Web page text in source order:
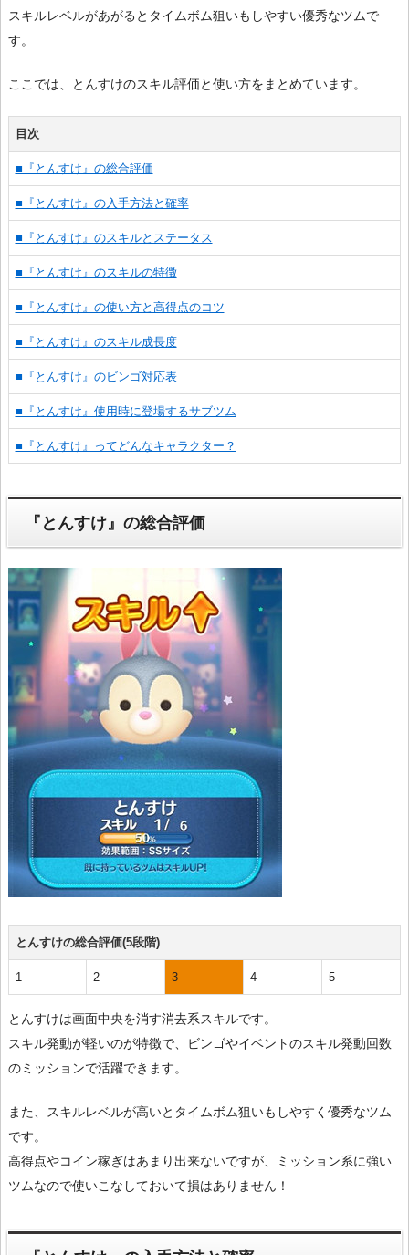
スキルレベルがあがるとタイムボム狙いもしやすい優秀なツムで
す。
ここでは、とんすけのスキル評価と使い方をまとめています。
目次
■『とんすけ』の総合評価
■『とんすけ』の入手方法と確率
■『とんすけ』のスキルとステータス
■『とんすけ』のスキルの特徴
■『とんすけ』の使い方と高得点のコツ
■『とんすけ』のスキル成長度
■『とんすけ』のビンゴ対応表
■『とんすけ』使用時に登場するサブツム
■『とんすけ』ってどんなキャラクター？
『とんすけ』の総合評価
とんすけの総合評価(5段階)
1 2 3 4 5
とんすけは画面中央を消す消去系スキルです。
スキル発動が軽いのが特徴で、ビンゴやイベントのスキル発動回数
のミッションで活躍できます。
また、スキルレベルが高いとタイムボム狙いもしやすく優秀なツム
です。
高得点やコイン稼ぎはあまり出来ないですが、ミッション系に強い
ツムなので使いこなしておいて損はありません！